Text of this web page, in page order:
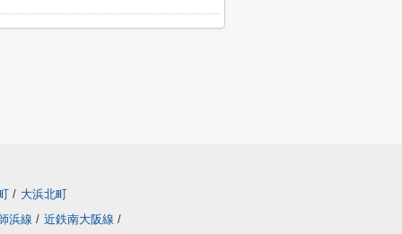
/ 大浜北町
浜線 / 近鉄南大阪線 /